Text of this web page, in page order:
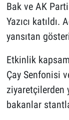
Bak ve AK
Yazıcı katıldı.
yansıtan
Etkinlik
Çay Senfonisi
ziyaretçilerden
bakanlar